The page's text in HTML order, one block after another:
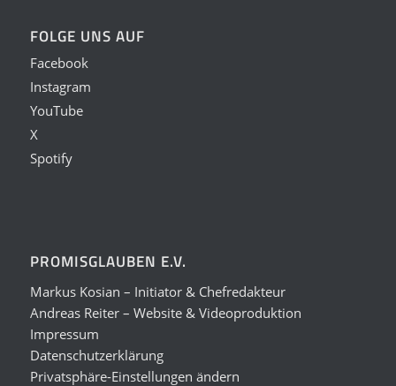
FOLGE UNS AUF
Facebook
Instagram
YouTube
X
Spotify
PROMISGLAUBEN E.V.
Markus Kosian – Initiator & Chefredakteur
Andreas Reiter – Website & Videoproduktion
Impressum
Datenschutzerklärung
Privatsphäre-Einstellungen ändern